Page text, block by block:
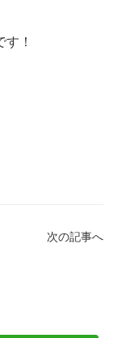
！
次の記事へ